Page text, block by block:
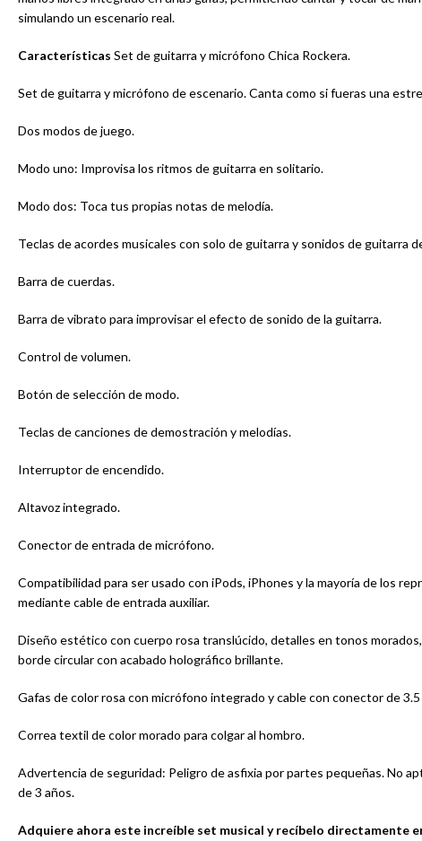
simulando un escenario real.
Características Set de guitarra y micrófono Chica Rockera.
Set de guitarra y micrófono de escenario. Canta como si fueras una
Dos modos de juego.
Modo uno: Improvisa los ritmos de guitarra en solitario.
Modo dos: Toca tus propias notas de melodía.
Teclas de acordes musicales con solo de guitarra y sonidos de guitarra
Barra de cuerdas.
Barra de vibrato para improvisar el efecto de sonido de la guitarra.
Control de volumen.
Botón de selección de modo.
Teclas de canciones de demostración y melodías.
Interruptor de encendido.
Altavoz integrado.
Conector de entrada de micrófono.
Compatibilidad para ser usado con iPods, iPhones y la mayoría de los
mediante cable de entrada auxiliar.
Diseño estético con cuerpo rosa translúcido, detalles en tonos
borde circular con acabado holográfico brillante.
Gafas de color rosa con micrófono integrado y cable con conector de
Correa textil de color morado para colgar al hombro.
Advertencia de seguridad: Peligro de asfixia por partes pequeñas. No
de 3 años.
Adquiere ahora este increíble set musical y recíbelo directamente